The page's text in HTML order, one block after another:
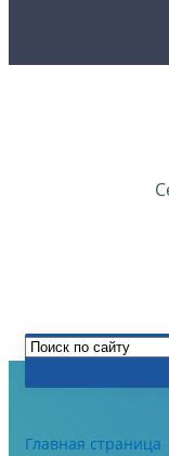
Главная страница